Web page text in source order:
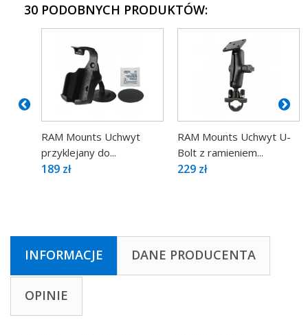
30 PODOBNYCH PRODUKTÓW:
RAM Mounts Uchwyt
przyklejany do...
189 zł
RAM Mounts Uchwyt U-
Bolt z ramieniem...
229 zł
INFORMACJE DANE PRODUCENTA
OPINIE